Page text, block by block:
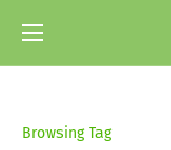
Browsing Tag